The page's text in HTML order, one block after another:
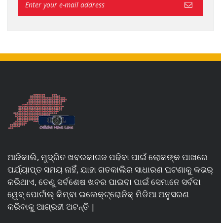
ଆଜିକାଲି, ମୁଦ୍ରିତ ଖବରକାଗଜ ପଢିବା ପାଇଁ ଲୋକଙ୍କ ପାଖରେ
ପର୍ଯ୍ୟାପ୍ତ ସମୟ ନାହିଁ, ଯାହା ଗତକାଲିର ସାଧାରଣ ଘଟଣାକୁ କଭର୍
କରିଥାଏ, ତେଣୁ ସର୍ବଶେଷ ଖବର ପାଇବା ପାଇଁ ସେମାନେ ସର୍ବଦା
ୱେବ୍ ପୋର୍ଟାଲ୍ କିମ୍ବା ଇଲେକ୍ଟ୍ରୋନିକ୍ ମିଡିଆ ଅନୁସରଣ
କରିବାକୁ ଆଗ୍ରହୀ ଅଟନ୍ତି |